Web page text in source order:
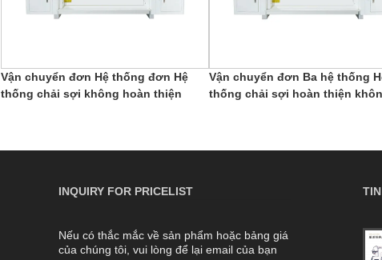
Vận chuyển đơn Hệ thống đơn Hệ
thống chải sợi không hoàn thiện
Vận chuyển đơn Ba hệ thống
thống chải sợi hoàn thiện
INQUIRY FOR PRICELIST
Nếu có thắc mắc về sản phẩm hoặc bảng giá
của chúng tôi, vui lòng để lại email của bạn
Sự khác biệt giữa máy dệt kim phẳng vi
tính hệ thống đơn và kép